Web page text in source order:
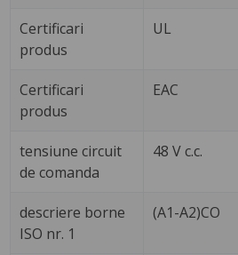
Certificari
produs
UL
Certificari
produs
EAC
tensiune circuit
de comanda
48 V c.c.
descriere borne
ISO nr. 1
(A1-A2)CO